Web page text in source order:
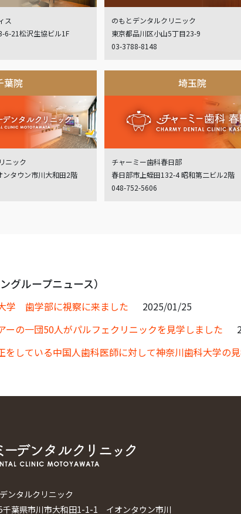
ス
6-21松沢生協ビル1F
のもとデンタルクリニック
東京都品川区小山5丁目23-9
03-3788-8148
葉院
ニック
タウン市川大和田2階
埼玉院
チャーミー歯科春日部
春日部市上蛭田132-4 昭和第二ビル2階
048-752-5606
グループニュース）
学 歯学部に視察に来ました
2025/01/25
ーの一団50人がパルフェクリニックを見学しました
をしている中国人歯科医師に対して神奈川歯科大学の
ンタルクリニック
千葉県市川市大和田1-1-1 イオンタウン市川